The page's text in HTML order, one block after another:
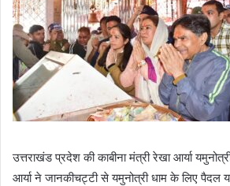
n
e
m
a
i
l
उत्तराखंड प्रदेश की काबीना मंत्री रेखा आर्या
आर्या ने जानकीचट्टी से यमुनोत्री धाम के लिए पैदल